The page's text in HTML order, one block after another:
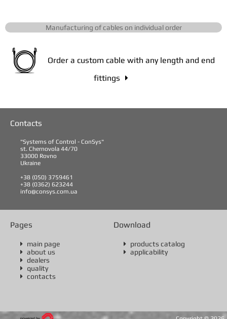
Manufacturing of cables on individual order
Order a custom cable with any length and end
fittings

Contacts
"Systems of Control - ConSys"
st. Chernovola 44/70
33000 Rovno
Ukraine
+38 (050) 3759461
+38 (0362) 623244
info@consys.com.ua
Pages
 main page
 about us
 dealers
 quality
 contacts
Download
 products catalog
 applicability